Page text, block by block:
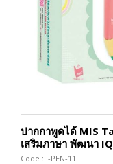
ปากกาพูดได้ MIS
เสริมภาษา พัฒนา IQ
Code : I-PEN-11